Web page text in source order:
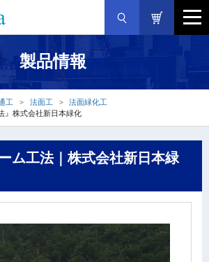
製品情報
工 法面工
法面緑化工
』株式会社新日本緑化
ム工法｜株式会社新日本緑